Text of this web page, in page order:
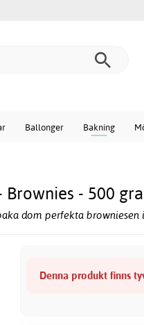
Ballonger Bakning
- 500
dom perfekta browniesen
Denna produkt finns